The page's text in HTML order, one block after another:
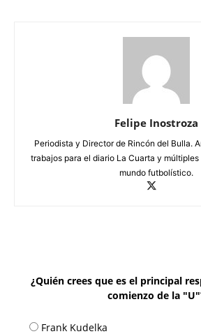
Felipe Inostroza
Periodista y Director de Rincón del Bulla.
trabajos para el diario La Cuarta y
mundo futbolístico.
¿Quién crees que es el principal
comienzo de la
Frank Kudelka